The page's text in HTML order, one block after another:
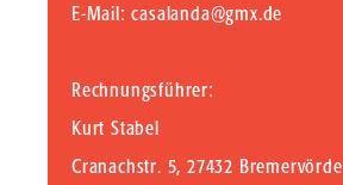
E-Mail:casalanda@gmx.de
Rechnungsführer:
Kurt Stabel
Cranachstr. 5, 27432 Bremervörde